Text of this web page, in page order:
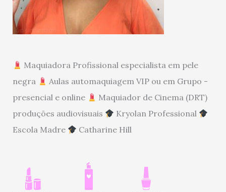
Maquiadora Profissional especialista em pele
negra
Aulas automaquiagem VIP ou em Grupo -
presencial e online
Maquiador de Cinema (DRT)
produções audiovisuais
Kryolan Professional
Escola Madre
Catharine Hill